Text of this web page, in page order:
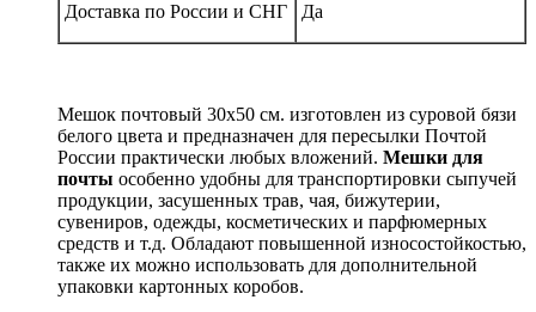
Доставка по России и СНГ Да
Мешок почтовый 30х50 см. изготовлен из суровой бязи
белого цвета и предназначен для пересылки Почтой
России практически любых вложений. Мешки для
почты особенно удобны для транспортировки сыпучей
продукции, засушенных трав, чая, бижутерии,
сувениров, одежды, косметических и парфюмерных
средств и т.д. Обладают повышенной износостойкостью,
также их можно использовать для дополнительной
упаковки картонных коробов.